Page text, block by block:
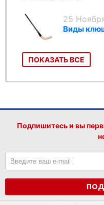
25
Виды
ПОКАЗАТЬ ВСЕ
Подпишитесь и вы